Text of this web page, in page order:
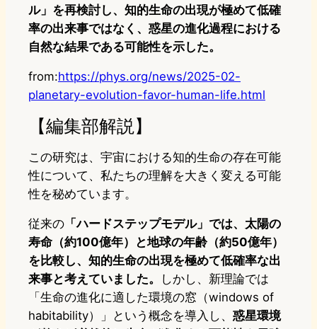
ル」を再検討し、知的生命の出現が極めて低確
率の出来事ではなく、惑星の進化過程における
自然な結果である可能性を示した。
from:https://phys.org/news/2025-02-
planetary-evolution-favor-human-life.html
【編集部解説】
この研究は、宇宙における知的生命の存在可能
性について、私たちの理解を大きく変える可能
性を秘めています。
従来の 「ハードステップモデル」では、太陽の
寿命（約100億年）と地球の年齢（約50億年）
を比較し、知的生命の出現を極めて低確率な出
来事と考えていました。
しかし、新理論では
「生命の進化に適した環境の窓（windows of
habitability）」という概念を導入し、 惑星環境